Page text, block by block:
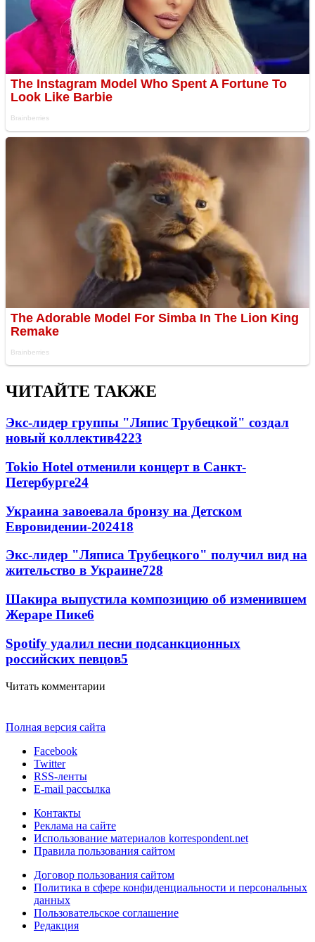
ЧИТАЙТЕ ТАКЖЕ
Экс-лидер группы "Ляпис Трубецкой" создал
новый коллектив4223
Tokio Hotel отменили концерт в Санкт-
Петербурге24
Украина завоевала бронзу на Детском
Евровидении-202418
Экс-лидер "Ляписа Трубецкого" получил вид на
жительство в Украине728
Шакира выпустила композицию об изменившем
Жераре Пике6
Spotify удалил песни подсанкционных
российских певцов5
Читать комментарии
Полная версия сайта
Facebook
Twitter
RSS-ленты
E-mail рассылка
Контакты
Реклама на сайте
Использование материалов korrespondent.net
Правила пользования сайтом
Договор пользования сайтом
Политика в сфере конфиденциальности и персональных
данных
Пользовательское соглашение
Редакция